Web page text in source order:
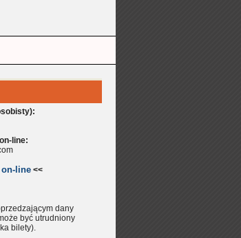
line:
line<<
dany
być utrudniony
bilety).